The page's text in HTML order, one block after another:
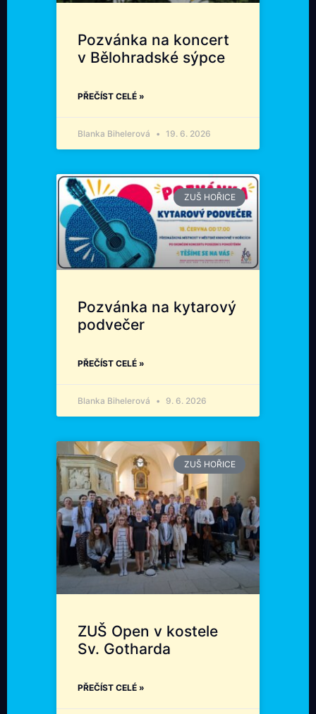
Pozvánka na koncert
v Bělohradské sýpce
PŘEČÍST CELÉ »
Blanka Bihelerová 19. 6. 2026
ZUŠ HOŘICE
Pozvánka na kytarový
podvečer
PŘEČÍST CELÉ »
Blanka Bihelerová 9. 6. 2026
ZUŠ HOŘICE
ZUŠ Open v kostele
Sv. Gotharda
PŘEČÍST CELÉ »